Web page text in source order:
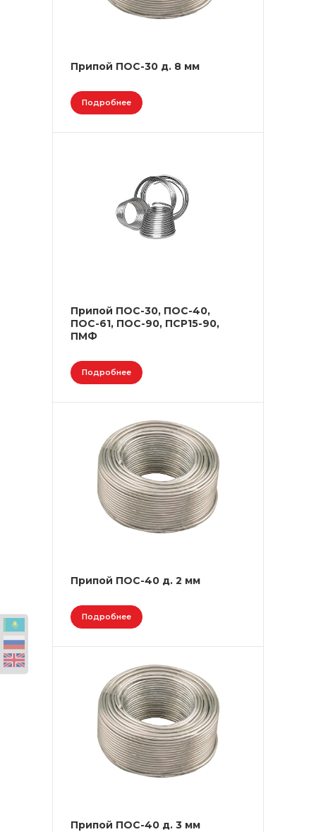
Припой ПОС-30 д. 8 мм
Подробнее
Припой ПОС-30, ПОС-40,
ПОС-61, ПОС-90, ПСР15-90,
ПМФ
Подробнее
Припой ПОС-40 д. 2 мм
Подробнее
Припой ПОС-40 д. 3 мм